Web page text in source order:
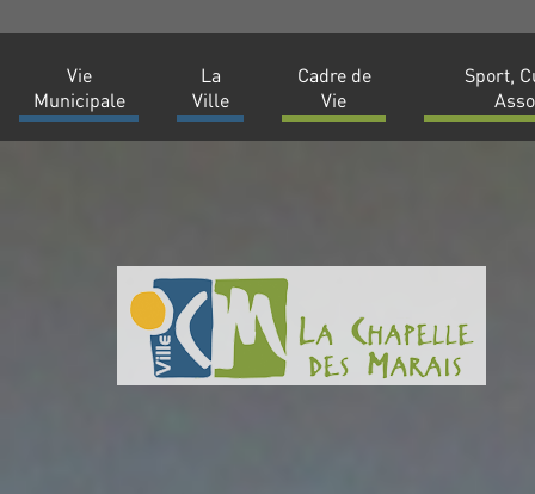
Vie
Municipale
La
Ville
Cadre de
Vie
Sport,